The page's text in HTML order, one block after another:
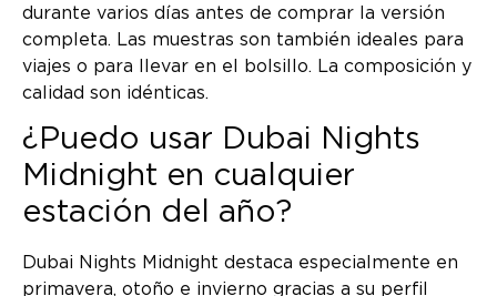
durante varios días antes de comprar la versión
completa. Las muestras son también ideales para
viajes o para llevar en el bolsillo. La composición y
calidad son idénticas.
¿Puedo usar Dubai Nights
Midnight en cualquier
estación del año?
Dubai Nights Midnight destaca especialmente en
primavera, otoño e invierno gracias a su perfil